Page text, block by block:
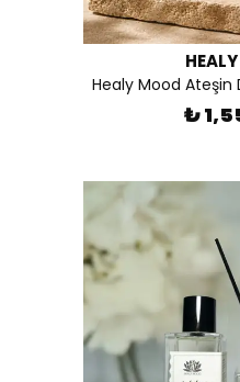
Healy Mood Ateşin
₺